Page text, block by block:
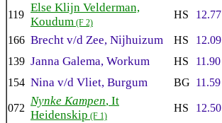
119
Else Klijn Velderman,
Koudum (F 2)
HS 12.77
166 Brecht v/d Zee, Nijhuizum HS 12.09
139 Janna Galema, Workum HS 11.90
154 Nina v/d Vliet, Burgum BG 11.59
072
Nynke Kampen, It
Heidenskip (F 1)
HS 12.50